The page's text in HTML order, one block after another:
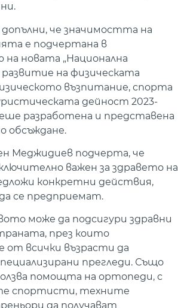
допълни, че значимостта на
е подчертана в
новата „Национална
на физическата
възпитание, спорта
дейност 2023-
разработена и представена
обсъждане.
Меджидиев подчерта, че
важен за здравето на
конкретни действия,
се предприемат.
може да подсигури здравни
през които
всички възрасти да
прегледи. Също
помощта на ортопеди, с
спортисти, техните
да получават